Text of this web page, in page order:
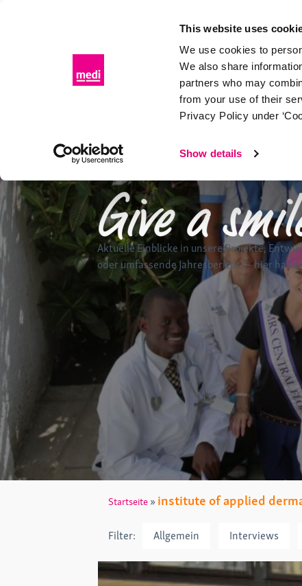
This website uses
We use cookies to
We also share
partners who may
from your use of their
Privacy Policy under
Show details
Aktuelle Einblicke in unsere Projekte,
oder umfassende Jahresberichte - hier
Startseite » institute of applied
Filter: Allgemein Interviews